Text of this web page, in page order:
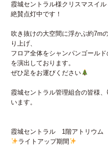
霞城セントラル様クリスマスイ
絶賛点灯中です！
吹き抜けの大空間に浮かぶ約7m
り上げ、
フロア全体をシャンパンゴール
を演出しております。
ぜひ足をお運びください
霞城セントラル管理組合の皆様
います。
霞城セントラル 1階アトリウム
ライトアップ期間